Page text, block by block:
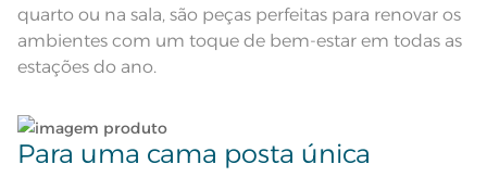
Medida 2,20m x 2,50m
Acabamento
Instruções de Lavagem
Não lavar a seco
Pode haver pequena variação de
Leia atentamente as instruções na etiqueta.
quarto ou na sala, são peças perfeitas para renovar os
ambientes com um toque de bem-estar em todas as
estações do ano.
Para uma cama posta única